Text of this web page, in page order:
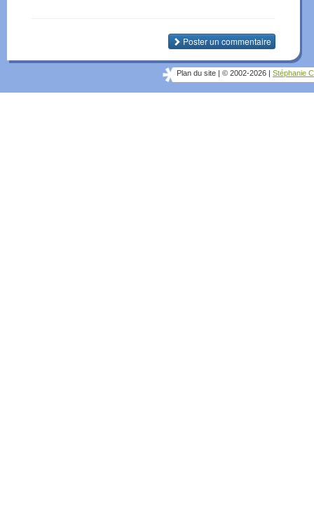
Poster un commentaire
Plan du site | © 2002-2026 | Stéphanie C